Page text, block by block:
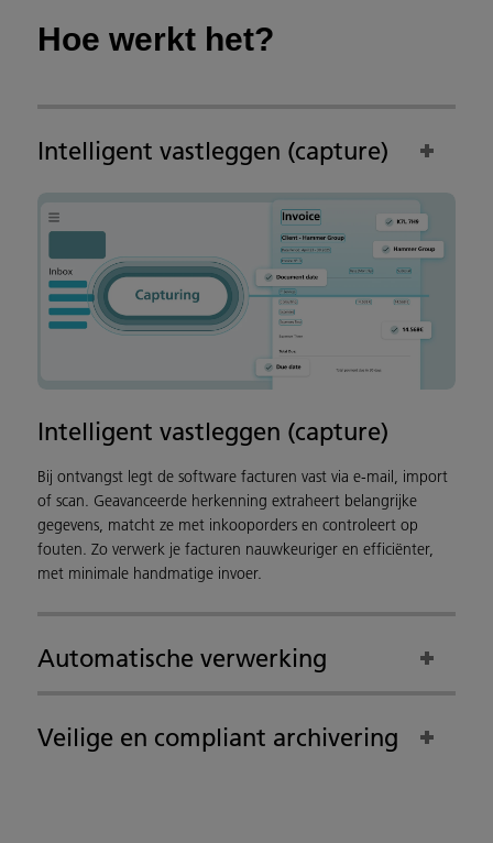
Hoe werkt het?
Intelligent vastleggen (capture)
Intelligent vastleggen (capture)
Bij ontvangst legt de software facturen vast via e-mail, import
of scan. Geavanceerde herkenning extraheert belangrijke
gegevens, matcht ze met inkooporders en controleert op
fouten. Zo verwerk je facturen nauwkeuriger en efficiënter,
met minimale handmatige invoer.
Automatische verwerking
Veilige en compliant archivering